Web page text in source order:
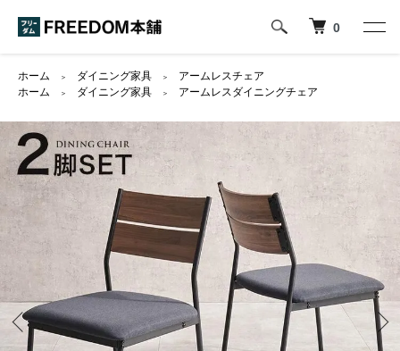
0
ホーム ＞ ダイニング家具 ＞
アームレスチェア
ホーム
＞ ダイニング家具 ＞ アームレスダイニングチェア